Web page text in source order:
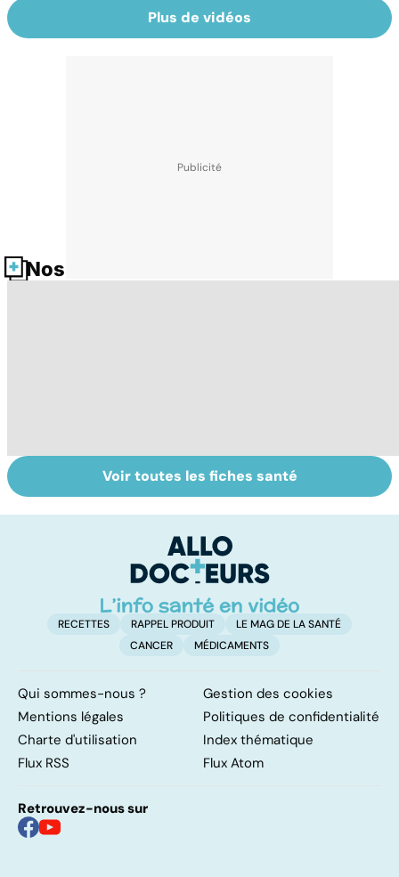
Plus de vidéos
Nos fiches santé
Tout savoir sur
les infections
Inflammation des
amygdales : que
d'angine ?
Voir toutes les fiches santé
RECETTES RAPPEL PRODUIT
LE MAG DE LA SANTÉ
CANCER
MÉDICAMENTS
Qui sommes-nous ?
Gestion des cookies
Mentions légales
Politiques de confidentialité
Charte d'utilisation
Index thématique
Flux RSS
Flux Atom
Retrouvez-nous sur